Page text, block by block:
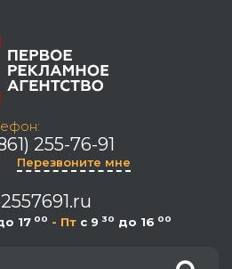
255-76-91
Перезвоните мне
17 00 - Пт c 9 30 до 16 00